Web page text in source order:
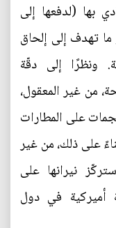
بها (لدفعها إلى
ما تهدف إلى إلحاق
ونظرًا إلى دقّة
من غير المعقول،
على المطارات
على ذلك، من غير
نيرانها على
أميركية في دول